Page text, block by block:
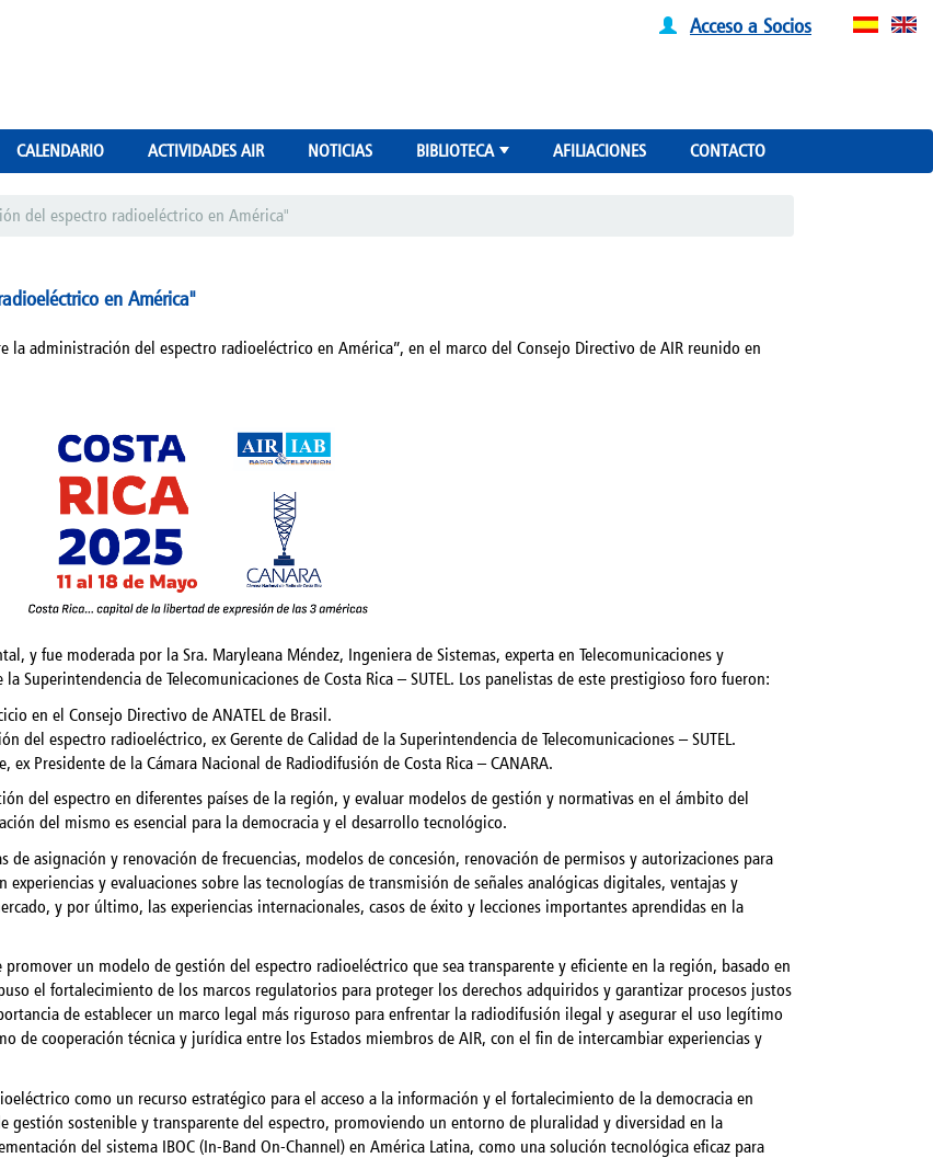
Acceso a Socios
CALENDARIO ACTIVIDADES AIR NOTICIAS
+
BIBLIOTECA AFILIACIONES CONTACTO
del espectro radioeléctrico en América"
en América"
la administración del espectro radioeléctrico en América”, en el marco del Consejo Directivo de AIR reunido en
y fue moderada por la Sra. Maryleana Méndez, Ingeniera de Sistemas, experta en Telecomunicaciones y
Superintendencia de Telecomunicaciones de Costa Rica – SUTEL. Los panelistas de este prestigioso foro fueron:
en el Consejo Directivo de ANATEL de Brasil.
del espectro radioeléctrico, ex Gerente de Calidad de la Superintendencia de Telecomunicaciones – SUTEL.
Presidente de la Cámara Nacional de Radiodifusión de Costa Rica – CANARA.
del espectro en diferentes países de la región, y evaluar modelos de gestión y normativas en el ámbito del
del mismo es esencial para la democracia y el desarrollo tecnológico.
asignación y renovación de frecuencias, modelos de concesión, renovación de permisos y autorizaciones para
y evaluaciones sobre las tecnologías de transmisión de señales analógicas digitales, ventajas y
y por último, las experiencias internacionales, casos de éxito y lecciones importantes aprendidas en la
promover un modelo de gestión del espectro radioeléctrico que sea transparente y eficiente en la región, basado en
el fortalecimiento de los marcos regulatorios para proteger los derechos adquiridos y garantizar procesos justos
de establecer un marco legal más riguroso para enfrentar la radiodifusión ilegal y asegurar el uso legítimo
de cooperación técnica y jurídica entre los Estados miembros de AIR, con el fin de intercambiar experiencias y
como un recurso estratégico para el acceso a la información y el fortalecimiento de la democracia en
gestión sostenible y transparente del espectro, promoviendo un entorno de pluralidad y diversidad en la
del sistema IBOC (In-Band On-Channel) en América Latina, como una solución tecnológica eficaz para